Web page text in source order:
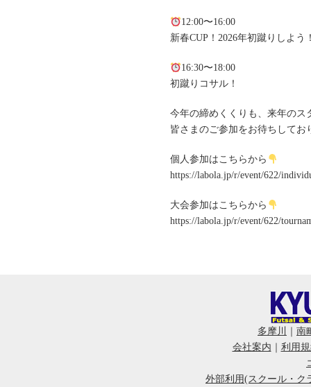
12:00〜16:00
新春CUP！2026年初蹴りしよう
16:30〜18:00
初蹴りコサル！
今年の締めくくりも、来年のス
皆さまのご参加をお待ちしてお
個人参加はこちらから
https://labola.jp/r/event/622/
大会参加はこちらから
https://labola.jp/r/event/622/
多摩川
南
会社案内
利用
外部利用(スクール・ク